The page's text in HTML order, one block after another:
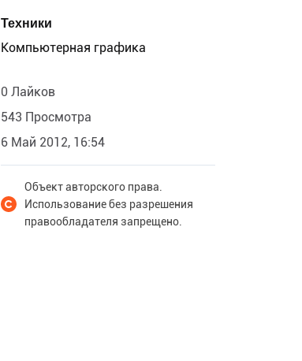
Техники
Компьютерная графика
0 Лайков
543 Просмотра
6 Май 2012, 16:54
Объект авторского права.
Использование без разрешения
правообладателя запрещено.